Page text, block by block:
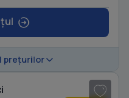
prețurilor